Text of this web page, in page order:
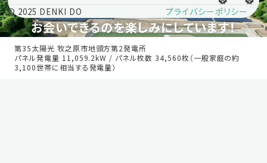
© 2025 DENKI DO プライバシーポリシー
お会いできるのを楽しみにしています！
第35太陽光 牧之原市地頭方第2発電所
パネル発電量 11,059.2kW / パネル枚数 34,560枚（一般家庭の約
3,100世帯に相当する発電量）